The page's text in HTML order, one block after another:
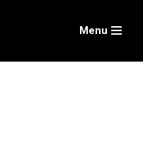
Menu